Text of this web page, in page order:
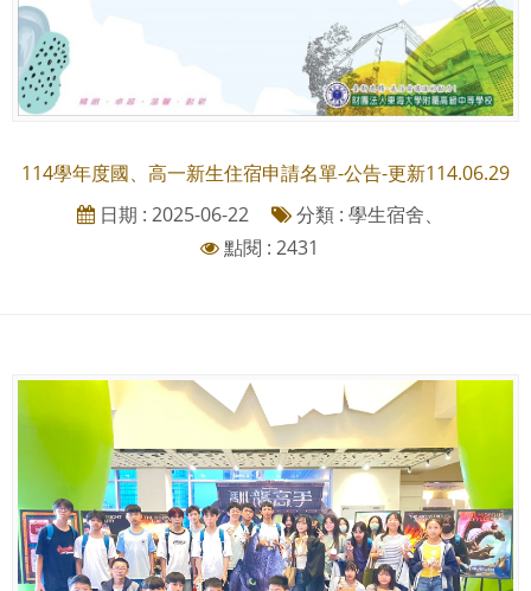
114學年度國、高一新生住宿申請名單-公告-更新114.06.29
日期 : 2025-06-22
分類 : 學生宿舍、
點閱 : 2431